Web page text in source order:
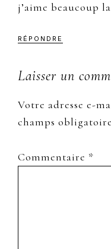
j’aime beaucoup
RÉPONDRE
Laisser un
Votre adresse e-
champs
Commentaire *